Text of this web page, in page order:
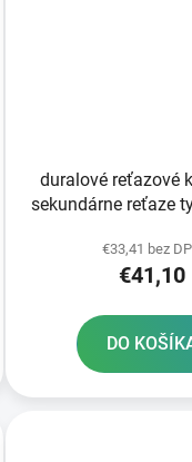
duralové reťazové
sekundárne reťaze
€33,41 bez
€41,10
DO